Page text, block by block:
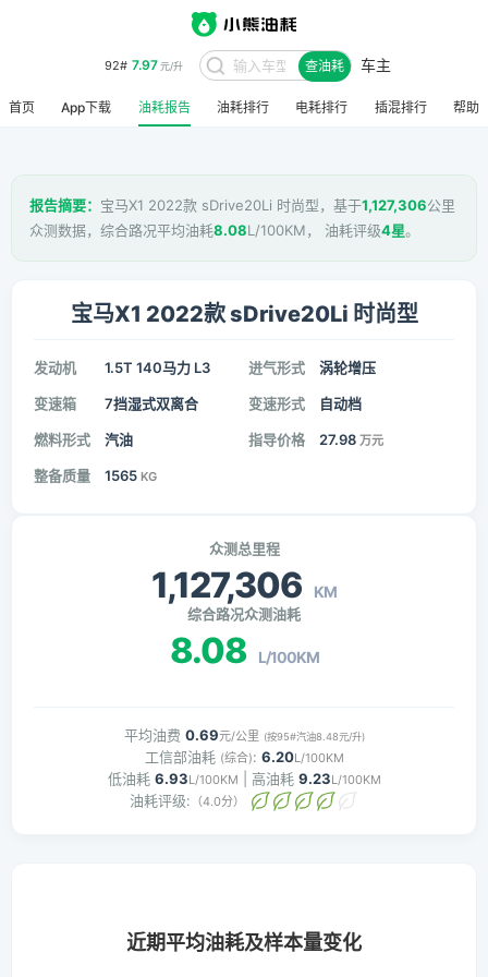
92# 7.97元/升 查油耗 车主
首页 App下载 油耗报告 油耗排行 电耗排行 插混排行 帮助
报告摘要： 宝马X1 2022款 sDrive20Li 时尚型，基于1,127,306公里
众测数据，综合路况平均油耗8.08L/100KM， 油耗评级4星。
宝马X1 2022款 sDrive20Li 时尚型
发动机 1.5T 140马力 L3 进气形式 涡轮增压
变速箱 7挡湿式双离合 变速形式 自动档
燃料形式 汽油 指导价格 27.98 万元
整备质量 1565 KG
众测总里程
1,127,306 KM
综合路况众测油耗
8.08 L/100KM
平均油费 0.69元/公里 (按95#汽油8.48元/升)
工信部油耗 (综合): 6.20L/100KM
低油耗 6.93L/100KM | 高油耗 9.23L/100KM
油耗评级: （4.0分）